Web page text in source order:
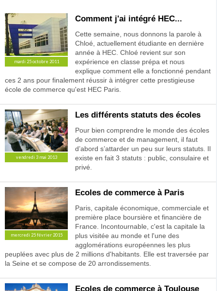
mardi 25 octobre 2011
Comment j'ai intégré HEC...
Cette semaine, nous donnons la parole à
Chloé, actuellement étudiante en dernière
année à HEC. Chloé revient sur son
expérience en classe prépa et nous
explique comment elle a fonctionné pendant
ces 2 ans pour finalement réussir à intégrer cette prestigieuse
école de commerce qu'est HEC Paris.
vendredi 3 mai 2013
Les différents statuts des écoles
Pour bien comprendre le monde des écoles
de commerce et de management, il faut
d’abord s’attarder un peu sur leurs statuts. Il
existe en fait 3 statuts : public, consulaire et
privé.
mercredi 25 février 2015
Ecoles de commerce à Paris
Paris, capitale économique, commerciale et
première place boursière et financière de
France. Incontournable, c'est la capitale la
plus visitée au monde et l'une des
agglomérations européennes les plus
peuplées avec plus de 2 millions d'habitants. Elle est traversée par
la Seine et se compose de 20 arrondissements.
Ecoles de commerce à Toulouse